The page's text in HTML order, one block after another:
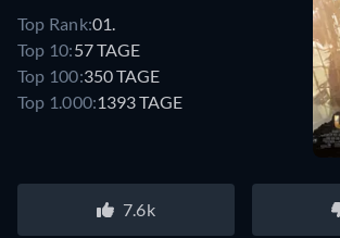
Top Rank:01.
Top 10:57 TAGE
Top 100:350 TAGE
Top 1.000:1393 TAGE
7.6k